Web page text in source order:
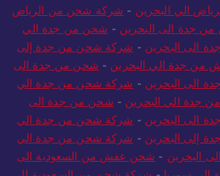
الي البحرين - شركة شحن من الرياض
جدة الى البحرين - شحن من جدة الي
الى البحرين - شركة شحن من جدة إلى
جدة الي البحرين - شحن من جدة الى
الى البحرين - شركة شحن من جدة الي
الي البحرين - شحن من جدة الى
الى البحرين - شركة شحن من جدة الي
إلى البحرين - شركة شحن من جدة الي
البحرين - شحن عفش من السعودية الى